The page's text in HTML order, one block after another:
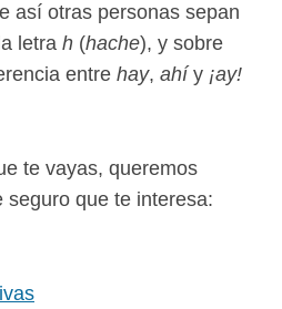
así otras personas sepan
letra h (hache), y sobre
entre hay, ahí y ¡ay!
te vayas, queremos
seguro que te interesa: